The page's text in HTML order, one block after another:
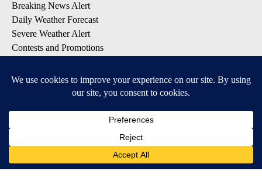
Breaking News Alert
Daily Weather Forecast
Severe Weather Alert
Contests and Promotions